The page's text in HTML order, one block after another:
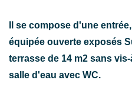
Il se compose d'une
équipée ouverte exposés
terrasse de 14 m2 sans
salle d'eau avec WC.